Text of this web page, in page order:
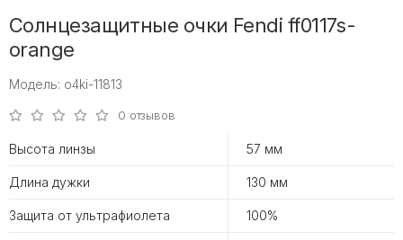
Солнцезащитные очки Fendi ff0117s-
orange
Модель: o4ki-11813
0 отзывов
Высота линзы 57 мм
Длина дужки 130 мм
Защита от ультрафиолета 100%